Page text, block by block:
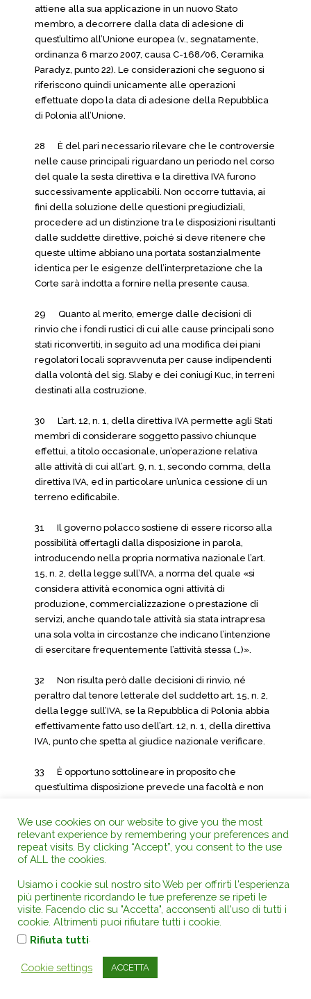
attiene alla sua applicazione in un nuovo Stato
membro, a decorrere dalla data di adesione di
quest’ultimo all’Unione europea (v., segnatamente,
ordinanza 6 marzo 2007, causa C-168/06, Ceramika
Paradyz, punto 22). Le considerazioni che seguono si
riferiscono quindi unicamente alle operazioni
effettuate dopo la data di adesione della Repubblica
di Polonia all’Unione.
28 È del pari necessario rilevare che le controversie
nelle cause principali riguardano un periodo nel corso
del quale la sesta direttiva e la direttiva IVA furono
successivamente applicabili. Non occorre tuttavia, ai
fini della soluzione delle questioni pregiudiziali,
procedere ad un distinzione tra le disposizioni risultanti
dalle suddette direttive, poiché si deve ritenere che
queste ultime abbiano una portata sostanzialmente
identica per le esigenze dell’interpretazione che la
Corte sarà indotta a fornire nella presente causa.
29 Quanto al merito, emerge dalle decisioni di
rinvio che i fondi rustici di cui alle cause principali sono
stati riconvertiti, in seguito ad una modifica dei piani
regolatori locali sopravvenuta per cause indipendenti
dalla volontà del sig. Slaby e dei coniugi Kuc, in terreni
destinati alla costruzione.
30 L’art. 12, n. 1, della direttiva IVA permette agli Stati
membri di considerare soggetto passivo chiunque
effettui, a titolo occasionale, un’operazione relativa
alle attività di cui all’art. 9, n. 1, secondo comma, della
direttiva IVA, ed in particolare un’unica cessione di un
terreno edificabile.
31 Il governo polacco sostiene di essere ricorso alla
possibilità offertagli dalla disposizione in parola,
introducendo nella propria normativa nazionale l’art.
15, n. 2, della legge sull’IVA, a norma del quale «si
considera attività economica ogni attività di
produzione, commercializzazione o prestazione di
servizi, anche quando tale attività sia stata intrapresa
una sola volta in circostanze che indicano l’intenzione
di esercitare frequentemente l’attività stessa (…)».
32 Non risulta però dalle decisioni di rinvio, né
peraltro dal tenore letterale del suddetto art. 15, n. 2,
della legge sull’IVA, se la Repubblica di Polonia abbia
effettivamente fatto uso dell’art. 12, n. 1, della direttiva
IVA, punto che spetta al giudice nazionale verificare.
33 È opportuno sottolineare in proposito che
quest’ultima disposizione prevede una facoltà e non
poter beneficiare della facoltà prevista da tale
disposizione, gli Stati membri sono tenuti ad operare la
scelta di avvalersene (v., per analogia, sentenza 4
giugno 2009, causa C-102/08, SALIX Gründstücks-
Vermietungsgesellschaft, Racc. pag. I-4629, punti 51 e
52).
34 Secondo la costante giurisprudenza della Corte,
per la trasposizione di una direttiva nel diritto interno
non è necessario che le disposizioni di questa
vengano riprese in modo formale e testuale in una
We use cookies on our website to give you the most
relevant experience by remembering your preferences and
repeat visits. By clicking “Accept”, you consent to the use
of ALL the cookies.
Usiamo i cookie sul nostro sito Web per offrirti l'esperienza
più pertinente ricordando le tue preferenze se ripeti le
visite. Facendo clic su "Accetta", acconsenti all'uso di tutti i
cookie. Altrimenti puoi rifiutare tutti i cookie.
Rifiuta tutti
Cookie settings ACCETTA